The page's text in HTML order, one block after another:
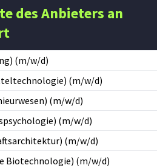
des Anbieters an
(m/w/d)
(m/w/d)
(m/w/d)
(m/w/d)
(m/w/d)
Biotechnologie) (m/w/d)